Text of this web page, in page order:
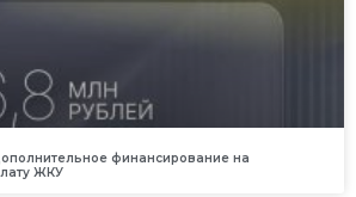
финансирование на
ЖКУ